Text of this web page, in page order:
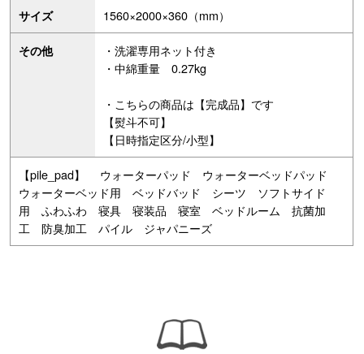
サイズ 1560×2000×360（mm）
その他
・洗濯専用ネット付き
・中綿重量 0.27kg
・こちらの商品は【完成品】です
【熨斗不可】
【日時指定区分/小型】
【pile_pad】 ウォーターパッド ウォーターベッドパッド
ウォーターベッド用 ベッドバッド シーツ ソフトサイド
用 ふわふわ 寝具 寝装品 寝室 ベッドルーム 抗菌加
工 防臭加工 パイル ジャパニーズ